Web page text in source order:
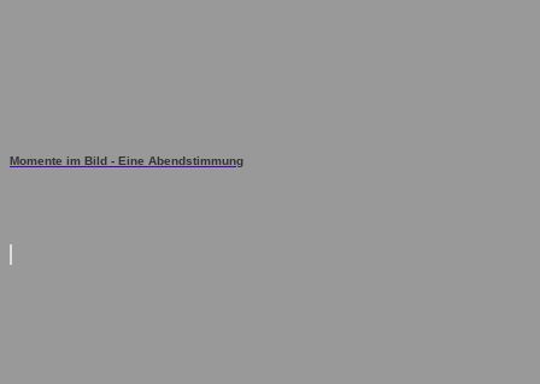
Momente im Bild - Eine Abendstimmung